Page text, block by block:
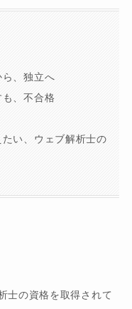
、独立へ
、不合格
い、ウェブ解析士の
の資格を取得されて